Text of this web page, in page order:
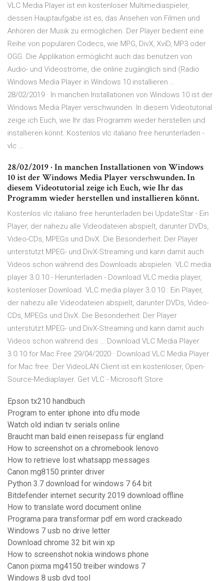
VLC Media Player ist ein kostenloser Multimediaspieler,
dessen Hauptaufgabe ist es, das Ansehen von Filmen und
Anhören der Musik zu ermöglichen. Der Player bedient eine
Reihe von populären Codecs, wie MPG, DivX, XviD, MP3 oder
OGG. Die Applikation ermöglicht auch das benutzen von
Audio- und Videoströme, die online zugänglich sind (Radio
Windows Media Player in Windows 10 installieren …
28/02/2019 · In manchen Installationen von Windows 10 ist der
Windows Media Player verschwunden. In diesem Videotutorial
zeige ich Euch, wie Ihr das Programm wieder herstellen und
installieren könnt. Kostenlos vlc italiano free herunterladen -
vlc …
28/02/2019 · In manchen Installationen von Windows
10 ist der Windows Media Player verschwunden. In
diesem Videotutorial zeige ich Euch, wie Ihr das
Programm wieder herstellen und installieren könnt.
Kostenlos vlc italiano free herunterladen bei UpdateStar - Ein
Player, der nahezu alle Videodateien abspielt, darunter DVDs,
Video-CDs, MPEGs und DivX. Die Besonderheit: Der Player
unterstützt MPEG- und DivX-Streaming und kann damit auch
Videos schon während des Downloads abspielen. VLC media
player 3.0.10 - Herunterladen - Download VLC media player,
kostenloser Download. VLC media player 3.0.10 : Ein Player,
der nahezu alle Videodateien abspielt, darunter DVDs, Video-
CDs, MPEGs und DivX. Die Besonderheit: Der Player
unterstützt MPEG- und DivX-Streaming und kann damit auch
Videos schon während des … Download VLC Media Player
3.0.10 for Mac Free 29/04/2020 · Download VLC Media Player
for Mac free. Der VideoLAN Client ist ein kostenloser, Open-
Source-Mediaplayer. Get VLC - Microsoft Store
Epson tx210 handbuch
Program to enter iphone into dfu mode
Watch old indian tv serials online
Braucht man bald einen reisepass für england
How to screenshot on a chromebook lenovo
How to retrieve lost whatsapp messages
Canon mg8150 printer driver
Python 3.7 download for windows 7 64 bit
Bitdefender internet security 2019 download offline
How to translate word document online
Programa para transformar pdf em word crackeado
Windows 7 usb no drive letter
Download chrome 32 bit win xp
How to screenshot nokia windows phone
Canon pixma mg4150 treiber windows 7
Windows 8 usb dvd tool